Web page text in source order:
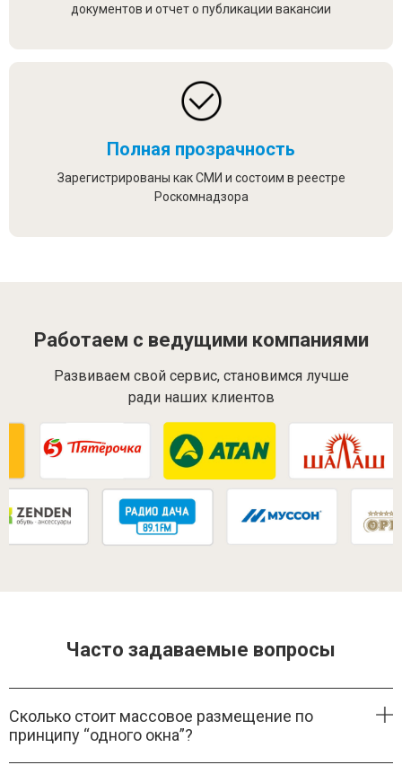
документов и отчет о публикации вакансии
Полная прозрачность
Зарегистрированы как СМИ и состоим в реестре
Роскомнадзора
Работаем с ведущими компаниями
Развиваем свой сервис, становимся лучше
ради наших клиентов
Часто задаваемые вопросы
Сколько стоит массовое размещение по
принципу “одного окна”?